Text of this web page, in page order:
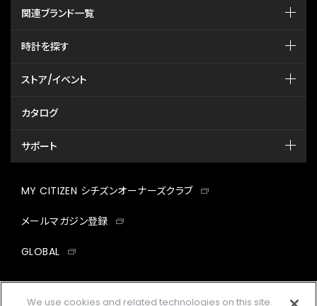
関連ブランド一覧
時計を探す
ストア/イベント
カタログ
サポート
MY CITIZEN シチズンオーナーズクラブ
メールマガジン登録
GLOBAL
We use cookies and related technologies on this site.